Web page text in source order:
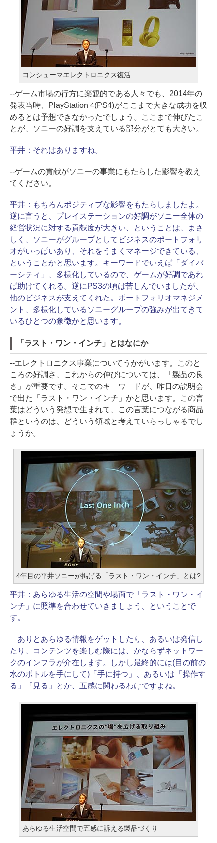
コンシューマエレクトロニクス復活
--ゲーム市場の行方に楽観的である人々でも、2014年の
発表当時、PlayStation 4(PS4)がここまで大きな成功を収
めるとは予想できなかったでしょう。ここまで伸びたこ
とが、ソニーの好調を支えている部分がとても大きい。
平井： それはありますね。
--ゲームの貢献がソニーの事業にもたらした影響を教え
てください。
平井： もちろんポジティブな影響をもたらしましたよ。
逆に言うと、プレイステーションの好調がソニー全体の
経営状況に対する貢献度が大きい、ということは、まさ
しく、ソニーがグループとしてビジネスのポートフォリ
オがいっぱいあり、それをうまくマネージできている、
ということかと思います。キーワードでいえば「ダイバ
ーシティ」、多様化しているので、ゲームが好調であれ
ば助けてくれる。逆にPS3の頃は苦しんでいましたが、
他のビジネスが支えてくれた。ポートフォリオマネジメ
ント、多様化しているソニーグループの強みが出てきて
いるひとつの象徴かと思います。
「ラスト・ワン・インチ」とはなにか
--エレクトロニクス事業についてうかがいます。このと
ころの好調さ、これからの伸びについては、「製品の良
さ」が重要です。そこでのキーワードが、昨日の説明会
で出た「ラスト・ワン・インチ」かと思います。この言
葉はどういう発想で生まれて、この言葉につながる商品
群というのは、どういう領域と考えていらっしゃるでし
ょうか。
4年目の平井ソニーが掲げる「ラスト・ワン・インチ」とは?
平井： あらゆる生活の空間や場面で「ラスト・ワン・イ
ンチ」に照準を合わせていきましょう、ということで
す。
ありとあらゆる情報をゲットしたり、あるいは発信し
たり、コンテンツを楽しむ際には、かならずネットワー
クのインフラが介在します。しかし最終的には(目の前の
水のボトルを手にして)「手に持つ」、あるいは「操作す
る」「見る」とか、五感に関わるわけですよね。
あらゆる生活空間で五感に訴える製品づくり